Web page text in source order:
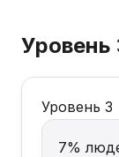
Уровень
Уровень 3
7%